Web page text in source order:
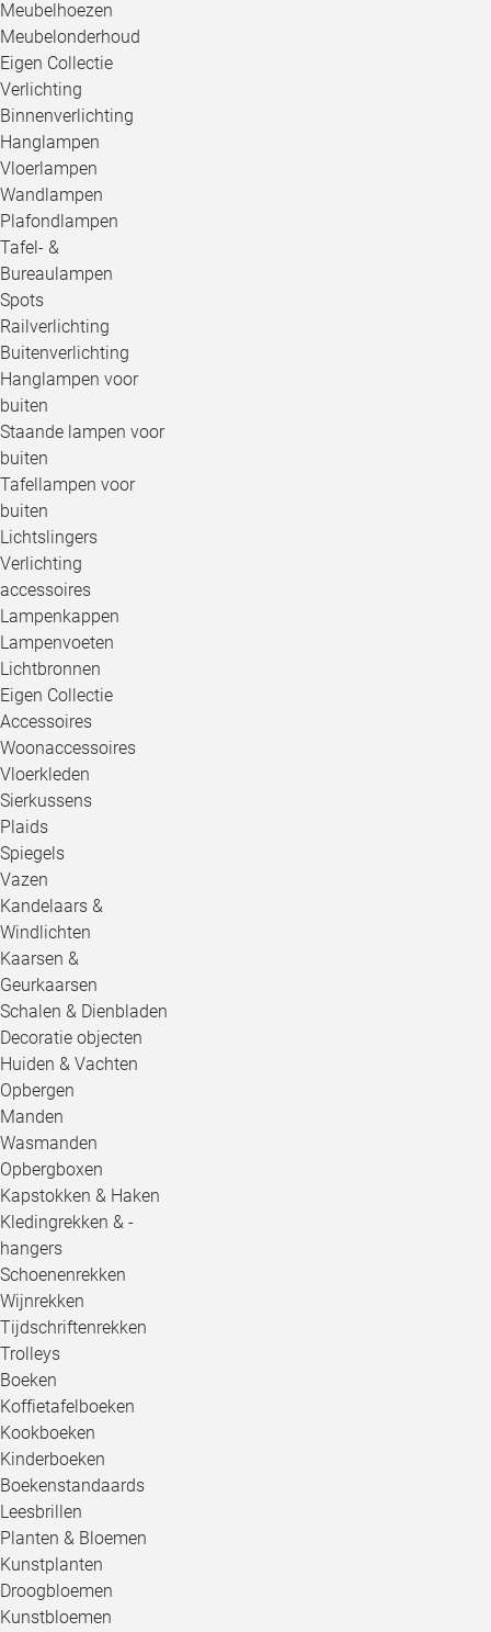
Meubelhoezen
Meubelonderhoud
Eigen Collectie
Verlichting
Binnenverlichting
Hanglampen
Vloerlampen
Wandlampen
Plafondlampen
Tafel- &
Bureaulampen
Spots
Railverlichting
Buitenverlichting
Hanglampen voor
buiten
Staande lampen voor
buiten
Tafellampen voor
buiten
Lichtslingers
Verlichting
accessoires
Lampenkappen
Lampenvoeten
Lichtbronnen
Eigen Collectie
Accessoires
Woonaccessoires
Vloerkleden
Sierkussens
Plaids
Spiegels
Vazen
Kandelaars &
Windlichten
Kaarsen &
Geurkaarsen
Schalen & Dienbladen
Decoratie objecten
Huiden & Vachten
Opbergen
Manden
Wasmanden
Opbergboxen
Kapstokken & Haken
Kledingrekken & -
hangers
Schoenenrekken
Wijnrekken
Tijdschriftenrekken
Trolleys
Boeken
Koffietafelboeken
Kookboeken
Kinderboeken
Boekenstandaards
Leesbrillen
Planten & Bloemen
Kunstplanten
Droogbloemen
Kunstbloemen